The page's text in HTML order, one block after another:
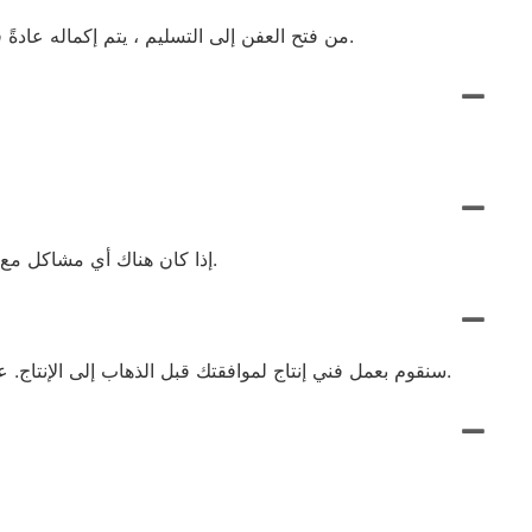
من فتح العفن إلى التسليم ، يتم إكماله عادةً في غضون 7 إلى 10 أيام ، اعتمادًا على التصميم والكمية. يتم قبول الطلبات العاجلة ، ولدينا خط إنتاج خاص لخدمة أوامر الاندفاع.
إذا كان هناك أي مشاكل مع المنتج ، فلا تتردد في الاتصال بنا للحصول على عودة أو تبادل مجاني. نحن نعتني بشكل كبير في خدمة كل عميل بشكل مسؤول.
أرسل لنا أعمالك الفنية Vetor ، مثل AI ، CDR. ، تنسيق PDF. سنقوم بعمل فني إنتاج لموافقتك قبل الذهاب إلى الإنتاج. عندما يكون ثلاثي الأبعاد ، لدينا أيضًا تفاصيل ثلاثية الأبعاد لموافقتك.